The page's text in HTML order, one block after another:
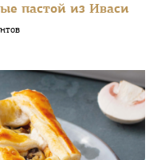
пастой из Иваси